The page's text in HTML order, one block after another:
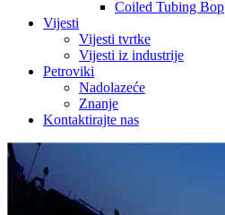
Coiled Tubing Bop
Vijesti
Vijesti tvrtke
Vijesti iz industrije
Petroviki
Nadolazeće
Znanje
Kontaktirajte nas